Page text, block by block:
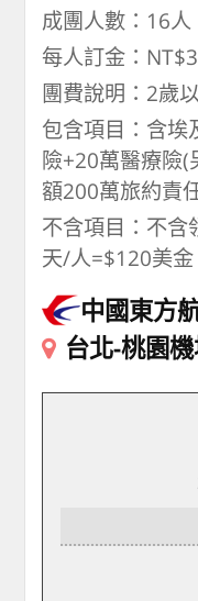
成團人數：16人
每人訂金：
團費說明：2歲
包含項目：含埃
險+20萬醫療險
額200萬旅約責
不含項目：不
天/人=$120美金
中國東方
台北-桃園